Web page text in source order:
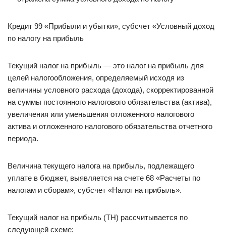
Кредит 99 «Прибыли и убытки», субсчет «Условный доход
по налогу на прибыль
Текущий налог на прибыль — это налог на прибыль для
целей налогообложения, определяемый исходя из
величины условного расхода (дохода), скорректированной
на суммы постоянного налогового обязательства (актива),
увеличения или уменьшения отложенного налогового
актива и отложенного налогового обязательства отчетного
периода.
Величина текущего налога на прибыль, подлежащего
уплате в бюджет, выявляется на счете 68 «Расчеты по
налогам и сборам», субсчет «Налог на прибыль».
Текущий налог на прибыль (ТН) рассчитывается по
следующей схеме: